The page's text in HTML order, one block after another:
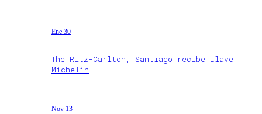
Ene 30
The Ritz-Carlton, Santiago recibe Llave
Michelin
Nov 13